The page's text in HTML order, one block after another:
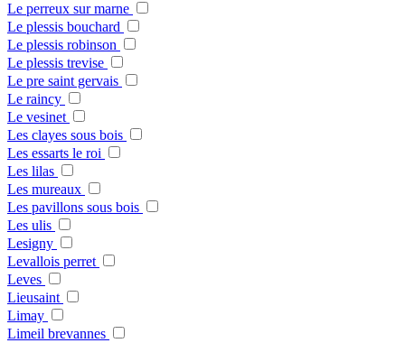
Le perreux sur marne
Le plessis bouchard
Le plessis robinson
Le plessis trevise
Le pre saint gervais
Le raincy
Le vesinet
Les clayes sous bois
Les essarts le roi
Les lilas
Les mureaux
Les pavillons sous bois
Les ulis
Lesigny
Levallois perret
Leves
Lieusaint
Limay
Limeil brevannes